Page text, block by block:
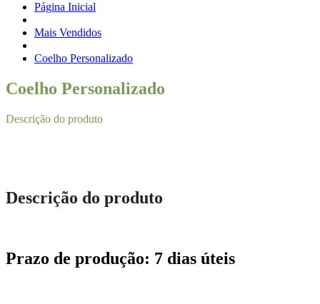
Página Inicial
Mais Vendidos
Coelho Personalizado
Coelho Personalizado
Descrição do produto
Descrição do produto
Prazo de produção: 7 dias úteis